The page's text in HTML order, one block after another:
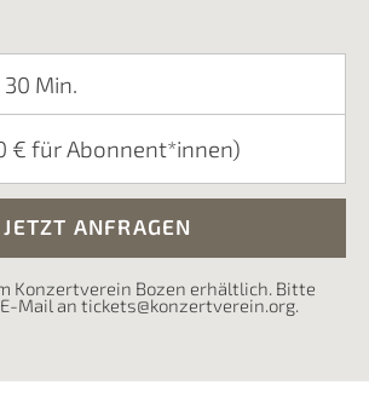
30 Min.
€ für Abonnent*innen)
JETZT ANFRAGEN
Konzertverein Bozen erhältlich. Bitte
Mail an tickets@konzertverein.org.